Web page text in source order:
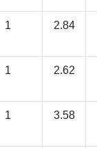
1 2.84
1 2.62
1 3.58